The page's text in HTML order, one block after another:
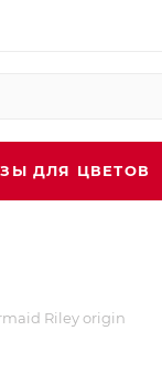
ДЛЯ ЦВЕТОВ
Riley origin